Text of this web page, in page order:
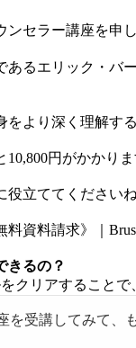
セラー講座を申
あるエリック・バ
より深く理解す
円がかかりま
立ててくださいね
料資料請求》｜
きるの？
クリアすること
を受講してみて